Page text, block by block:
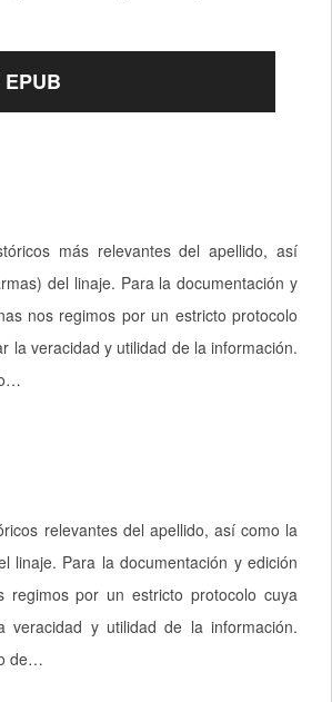
más relevantes del apellido, así
del linaje. Para la documentación y
nos regimos por un estricto protocolo
la veracidad y utilidad de la información.
relevantes del apellido, así como la
linaje. Para la documentación y edición
regimos por un estricto protocolo cuya
y utilidad de la información.
de…